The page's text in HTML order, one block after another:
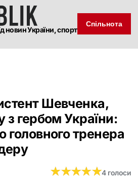
новин України, спорт
Спільнота
Шевченка,
з гербом України:
головного тренера
★★★★★
★★★★★4 голоси